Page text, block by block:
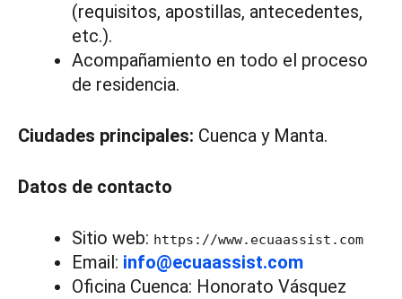
(requisitos, apostillas, antecedentes,
etc.).
Acompañamiento en todo el proceso
de residencia.
Ciudades principales: Cuenca y Manta.
Datos de contacto
Sitio web: https://www.ecuaassist.com
Email: info@ecuaassist.com
Oficina Cuenca: Honorato Vásquez